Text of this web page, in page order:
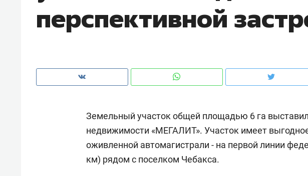
перспективной
Земельный участок общей площадью 6 га
недвижимости «МЕГАЛИТ». Участок имеет
оживленной автомагистрали - на первой линии
км) рядом с поселком Чебакса.
рынки, почему надо знать аксакалов и
чем интересен Оман?
о трехкратном росте
клиентах и чудных